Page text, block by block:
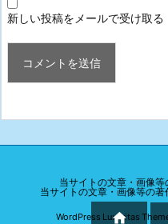
新しい投稿をメールで受け取る
当サイトの文章・画像等
当サイトの文章・画像等の著
WordPress Luxeritas
